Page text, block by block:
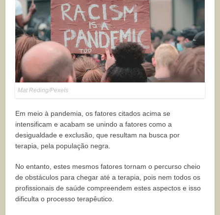
Mat Reding/Pexels
Em meio à pandemia, os fatores citados acima se
intensificam e acabam se unindo a fatores como a
desigualdade e exclusão, que resultam na busca por
terapia, pela população negra.
No entanto, estes mesmos fatores tornam o percurso cheio
de obstáculos para chegar até a terapia, pois nem todos os
profissionais de saúde compreendem estes aspectos e isso
dificulta o processo terapêutico.